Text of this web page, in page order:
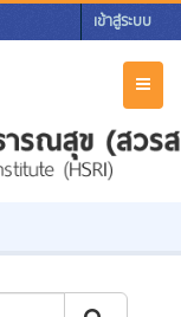
เข้าสู่ระบบ